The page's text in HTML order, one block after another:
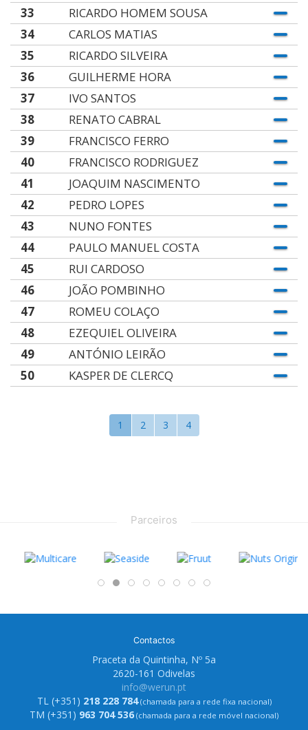
33
RICARDO HOMEM SOUSA
34
CARLOS MATIAS
35
RICARDO SILVEIRA
36
GUILHERME HORA
37
IVO SANTOS
38
RENATO CABRAL
39
FRANCISCO FERRO
40
FRANCISCO RODRIGUEZ
41
JOAQUIM NASCIMENTO
42
PEDRO LOPES
43
NUNO FONTES
44
PAULO MANUEL COSTA
45
RUI CARDOSO
46
JOÃO POMBINHO
47
ROMEU COLAÇO
48
EZEQUIEL OLIVEIRA
49
ANTÓNIO LEIRÃO
50
KASPER DE CLERCQ
1 2 3 4
Parceiros
Contactos
Praceta da Quintinha, Nº 5a
2620-161 Odivelas
info@werun.pt
TL (+351) 218 228 784(chamada para a rede fixa nacional)
TM (+351) 963 704 536 (chamada para a rede móvel nacional)